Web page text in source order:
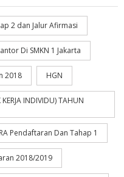
2 dan Jalur Afirmasi
Di SMKN 1 Jakarta
2018 HGN
INDIVIDU) TAHUN
Pendaftaran Dan Tahap 1
2018/2019